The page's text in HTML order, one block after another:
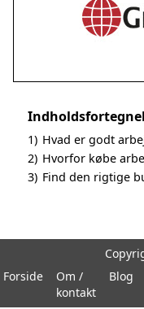
1) Hvad er godt
2) Hvorfor købe
3) Find den rigtige
Forside
Om /
kontakt
Blog